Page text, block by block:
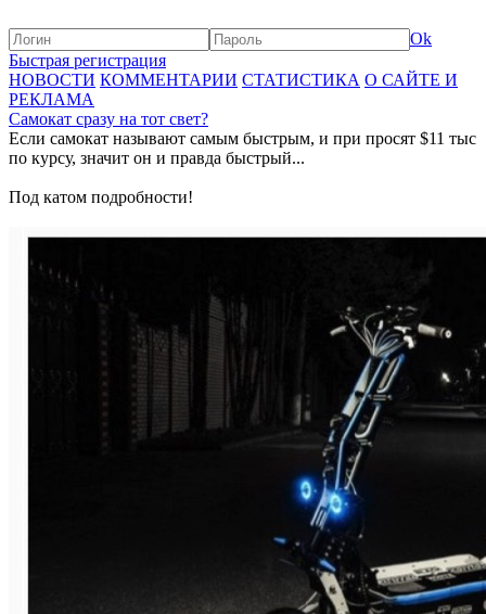
Ok
Быстрая регистрация
НОВОСТИ КОММЕНТАРИИ СТАТИСТИКА О САЙТЕ И
РЕКЛАМА
Самокат сразу на тот свет?
Если самокат называют самым быстрым, и при просят $11 тыс
по курсу, значит он и правда быстрый...
Под катом подробности!